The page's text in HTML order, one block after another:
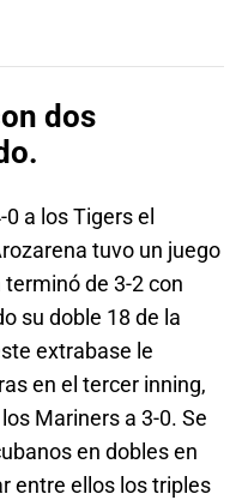
dos
a los Tigers el
tuvo un juego
de 3-2 con
su doble 18 de la
extrabase le
en el tercer inning,
Mariners a 3-0. Se
en dobles en
entre ellos los triples